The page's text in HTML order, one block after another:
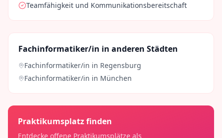
Teamfähigkeit und Kommunikationsbereitschaft
Fachinformatiker/in in anderen Städten
Fachinformatiker/in in Regensburg
Fachinformatiker/in in München
Praktikumsplatz finden
Entdecke offene Praktikumsplätze als